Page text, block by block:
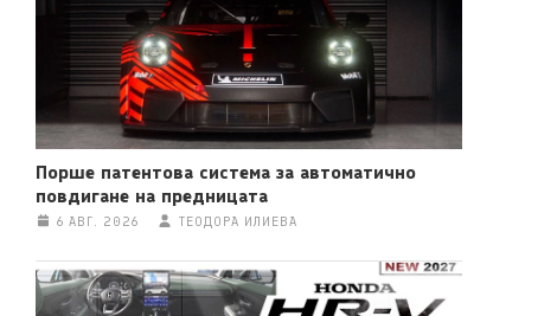
Порше патентова система за автоматично
повдигане на предницата
6 АВГ. 2026 ТЕОДОРА ИЛИЕВА